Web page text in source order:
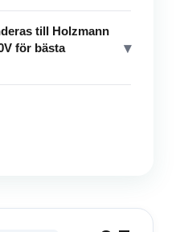
till Holzmann
för bästa
▾